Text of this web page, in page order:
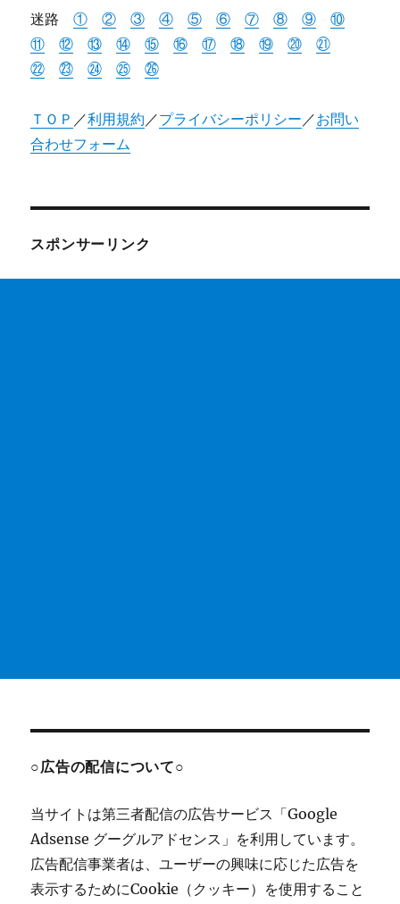
迷路① ② ③ ④ ⑤ ⑥ ⑦ ⑧ ⑨
⑩
⑪
⑫ ⑬ ⑭ ⑮ ⑯ ⑰ ⑱ ⑲ ⑳
㉑
㉒
㉓ ㉔ ㉕ ㉖
ＴＯＰ ／利用規約 ／プライバシーポリシー ／お問い
合わせフォーム
スポンサーリンク
○広告の配信について○
当サイトは第三者配信の広告サービス「Google
Adsense グーグルアドセンス」を利用しています。
広告配信事業者は、ユーザーの興味に応じた広告を
表示するためにCookie（クッキー）を使用すること